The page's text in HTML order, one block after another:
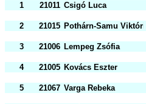
1 21011 Csigó Luca
2
21015 Pothárn-Samu Viktória
3
21006 Lempeg Zsófia
4
21005 Kovács Eszter
5
21067 Varga Rebeka